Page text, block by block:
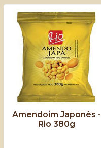
Amendoim Japonês -
Rio 380g